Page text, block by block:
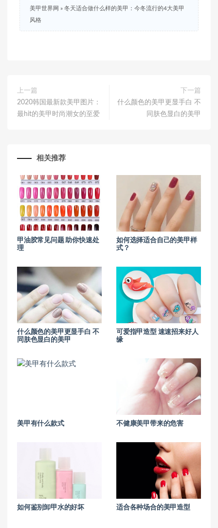
美甲世界网 » 冬天适合做什么样的美甲：今冬流行的4大美甲
风格
上一篇
2020韩国最新款美甲图片：
最hit的美甲时尚潮女的至爱
下一篇
什么颜色的美甲更显手白 不
同肤色显白的美甲
相关推荐
甲油胶常见问题 助你快速处
理
如何选择适合自己的美甲样
式？
什么颜色的美甲更显手白 不
同肤色显白的美甲
可爱指甲造型 速速招来好人
缘
美甲有什么款式 不健康美甲带来的危害
如何鉴别卸甲水的好坏 适合各种场合的美甲造型